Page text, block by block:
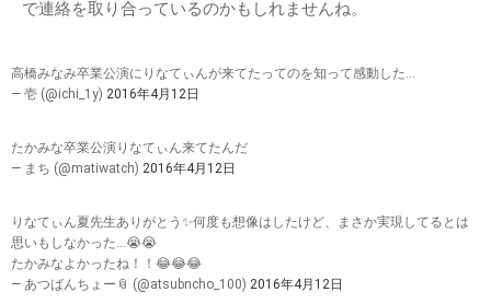
で連絡を取り合っているのかもしれませんね。
高橋みなみ卒業公演にりなてぃんが来てたってのを知って感動した…
— 壱 (@ichi_1y) 2016年4月12日
たかみな卒業公演りなてぃん来てたんだ
— まち (@matiwatch) 2016年4月12日
りなてぃん夏先生ありがとう✨何度も想像はしたけど、まさか実現してるとは
思いもしなかった…😭😭
たかみなよかったね！！😂😂😂
— あつばんちょー📎 (@atsubncho_100) 2016年4月12日